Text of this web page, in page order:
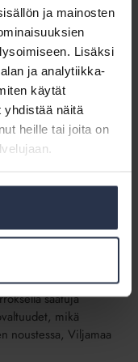
ja mainosten
Lisäksi
ja analytiikka-
käytät
yhdistää näitä
heille tai joita on
painetta
vaikuttaa myös niin,
riittävän
remonteissa
ennakoitavan
voidaan rumba joutua
ja
tavallistakin
Yhtiökokouksessa
saatuja
mikä
noustessa, Viljamaa